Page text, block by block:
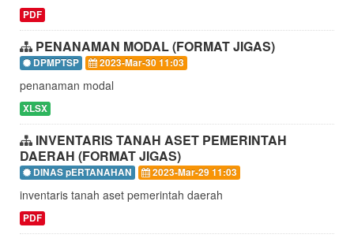
PDF
PENANAMAN MODAL (FORMAT JIGAS)
DPMPTSP 2023-Mar-30 11:03
penanaman modal
XLSX
INVENTARIS TANAH ASET PEMERINTAH
DAERAH (FORMAT JIGAS)
DINAS pERTANAHAN 2023-Mar-29 11:03
inventaris tanah aset pemerintah daerah
PDF